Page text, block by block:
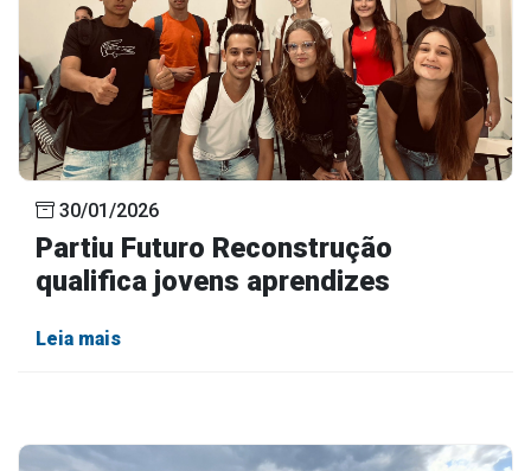
30/01/2026
Partiu Futuro Reconstrução
qualifica jovens aprendizes
Leia mais